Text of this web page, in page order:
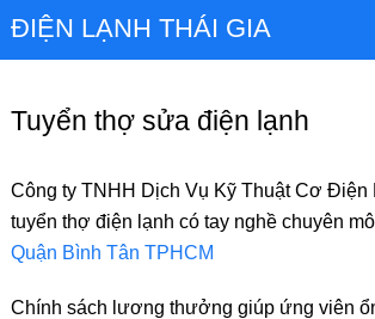
ĐIỆN LẠNH THÁI GIA
Tuyển thợ sửa điện lạnh
Công ty TNHH Dịch Vụ Kỹ Thuật Cơ Điện
tuyển thợ điện lạnh có tay nghề chuyên
Quận Bình Tân TPHCM
Chính sách lương thưởng giúp ứng viên